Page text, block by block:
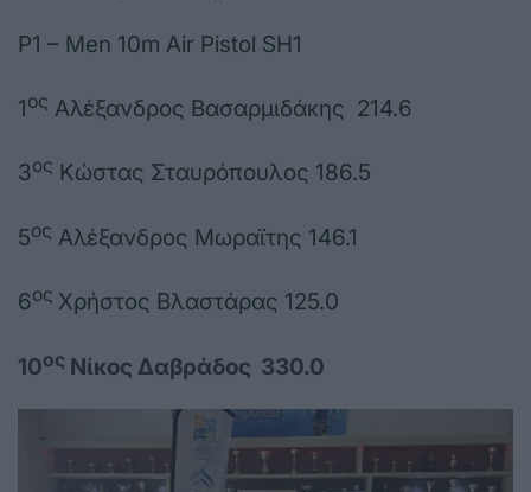
P1 – Men 10m Air Pistol SH1
1ος Αλέξανδρος Βασαρμιδάκης 214.6
3ος Κώστας Σταυρόπουλος 186.5
5ος Αλέξανδρος Μωραϊτης 146.1
6ος Χρήστος Βλαστάρας 125.0
10ος Νίκος Δαβράδος 330.0